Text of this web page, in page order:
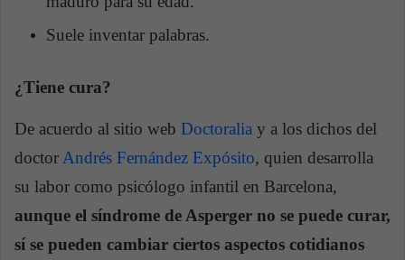
Suele inventar palabras.
¿Tiene cura?
De acuerdo al sitio web Doctoralia y a los dichos del
doctor Andrés Fernández Expósito, quien desarrolla
su labor como psicólogo infantil en Barcelona,
aunque el síndrome de Asperger no se puede curar,
sí se pueden cambiar ciertos aspectos cotidianos